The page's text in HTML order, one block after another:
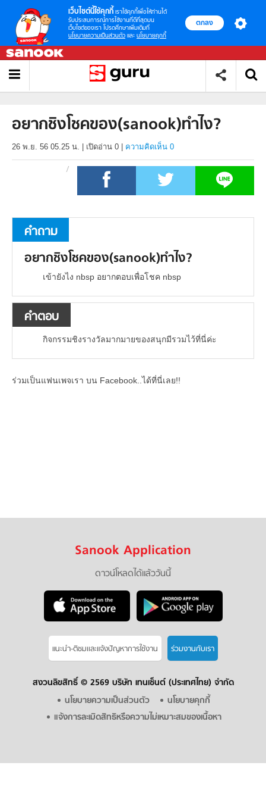
เว็บไซต์นี้ใช้คุกกี้ เราใช้คุกกี้เพื่อให้ท่านได้
รับประสบการณ์การใช้งานที่ดีที่สุดบน
เว็บไซต์ของเรา โปรดศึกษาเพิ่มเติมที่
นโยบายความเป็นส่วนตัว และ นโยบายคุกกี้
ตกลง
อยากชิงโชคของ(sanook)ทำไง?
26 พ.ย. 56 05.25 น. เปิดอ่าน 0 ความคิดเห็น 0
คำถาม
อยากชิงโชคของ(sanook)ทำไง?
เข้ายังไง nbsp อยากตอบเพื่อโชค nbsp
คำตอบ
กิจกรรมชิงรางวัลมากมายของสนุกมีรวมไว้ที่นี่ค่ะ
ร่วมเป็นแฟนเพจเรา บน Facebook..ได้ที่นี่เลย!!
Sanook Application
ดาวน์โหลดได้แล้ววันนี้
แนะนำ-ติชมเเละแจ้งปัญหาการใช้งาน ร่วมงานกับเรา
สงวนลิขสิทธิ์ © 2569 บริษัท เทนเซ็นต์ (ประเทศไทย) จำกัด
นโยบายความเป็นส่วนตัว
นโยบายคุกกี้
แจ้งการละเมิดสิทธิหรือความไม่เหมาะสมของเนื้อหา